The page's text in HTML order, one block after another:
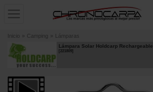
Inicio » Camping » Lámparas
Lámpara Solar Holdcarp Rechargeable
[221809]